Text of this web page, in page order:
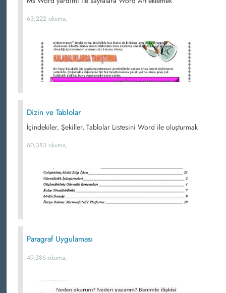
63,222 okuma,
Dizin ve Tablolar
İçindekiler, Şekiller, Tablolar Listesini Word ile oluşturmak
60,383 okuma,
Paragraf Uygulaması
49,386 okuma,